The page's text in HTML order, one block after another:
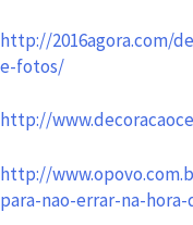
http://2016agora.com/
e-fotos/
http://
http://
para-nao-errar-na-